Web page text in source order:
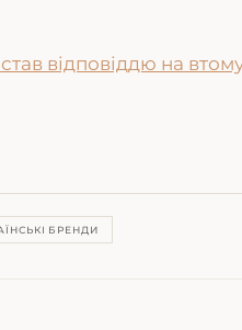
відповіддю на
БРЕНДИ